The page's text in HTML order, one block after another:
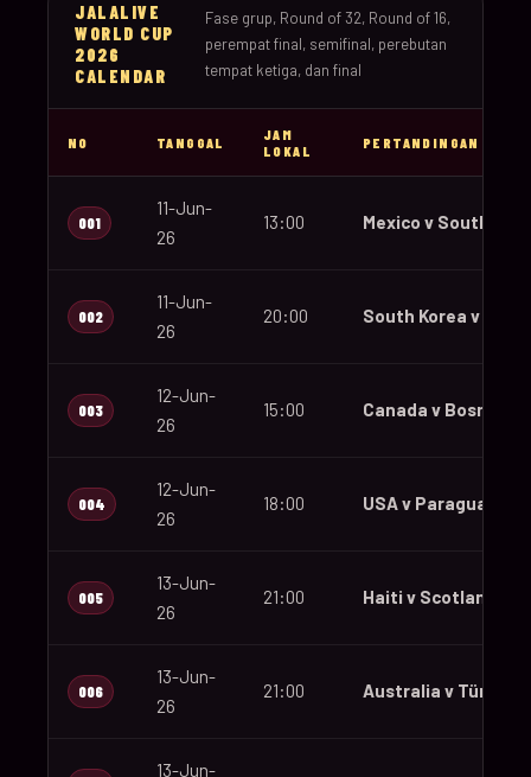
JALALIVE
WORLD CUP
2026
CALENDAR
Fase grup, Round of 32, Round of 16,
perempat final, semifinal, perebutan
tempat ketiga, dan final
NO TANGGAL
JAM
LOKAL
PERTANDINGAN
001
11-Jun-
26
13:00 Mexico v South
002
11-Jun-
26
20:00 South Korea v
003
12-Jun-
26
15:00 Canada v Bosnia
004
12-Jun-
26
18:00 USA v Paraguay
005
13-Jun-
26
21:00 Haiti v Scotland
006
13-Jun-
26
21:00 Australia v Türkiye
13-Jun-